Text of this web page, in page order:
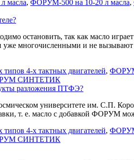
масла, ФОРУМ-500 на 10-20 л масла,
остановить, так как масло
многочисленными и не
4-х тактных двигателей,
СИНТЕТИК
разложения ПТФЭ?
университете им. С.П.
т. е. масло с добавкой ФОРУМ
4-х тактных двигателей,
СИНТЕТИК